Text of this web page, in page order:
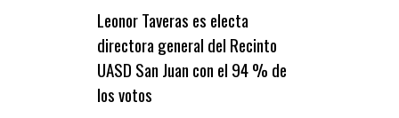
Leonor Taveras es electa
directora general del Recinto
UASD San Juan con el 94 % de
los votos